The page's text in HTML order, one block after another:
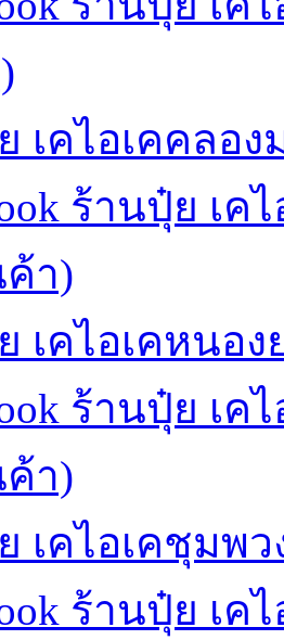
เคไอเคคลอ
ร้านปุ๋ย เ
า)
เคไอเคหนอ
ร้านปุ๋ย เ
า)
เคไอเคชุมพ
ร้านปุ๋ย เ